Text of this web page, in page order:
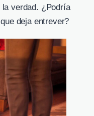
verdad. ¿Podría
deja entrever?